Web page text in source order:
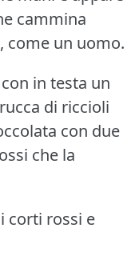
cammina
come un uomo.
in testa un
di riccioli
con due
che la
corti rossi e